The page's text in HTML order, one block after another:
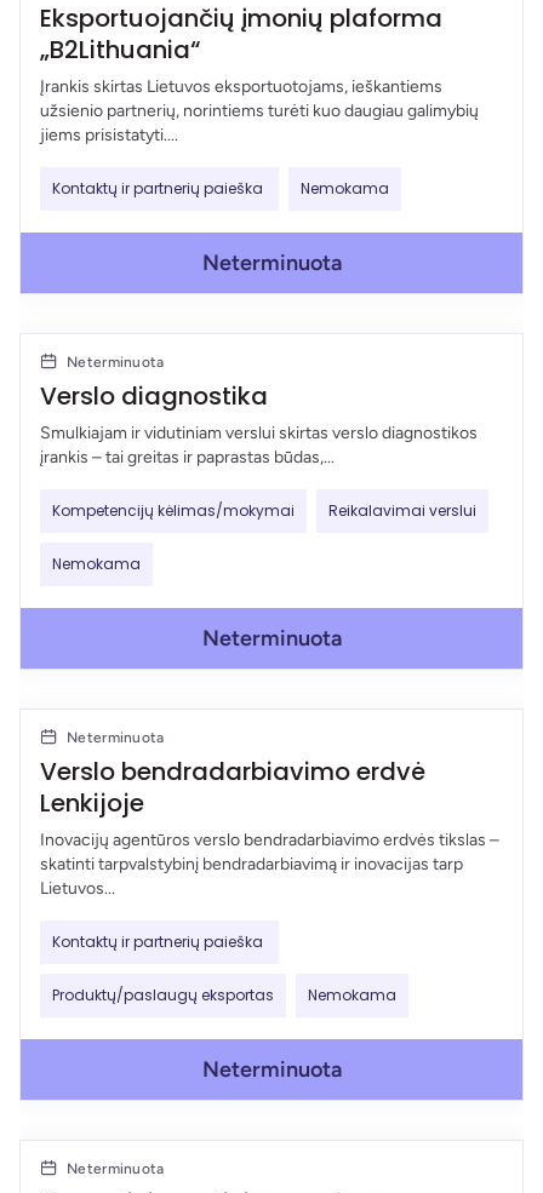
Eksportuojančių įmonių plaforma
„B2Lithuania“
Įrankis skirtas Lietuvos eksportuotojams, ieškantiems
užsienio partnerių, norintiems turėti kuo daugiau galimybių
jiems prisistatyti....
Kontaktų ir partnerių paieška Nemokama
Neterminuota
Neterminuota
Verslo diagnostika
Smulkiajam ir vidutiniam verslui skirtas verslo diagnostikos
įrankis – tai greitas ir paprastas būdas,...
Kompetencijų kėlimas/mokymai Reikalavimai verslui
Nemokama
Neterminuota
Neterminuota
Verslo bendradarbiavimo erdvė
Lenkijoje
Inovacijų agentūros verslo bendradarbiavimo erdvės tikslas –
skatinti tarpvalstybinį bendradarbiavimą ir inovacijas tarp
Lietuvos...
Kontaktų ir partnerių paieška
Produktų/paslaugų eksportas Nemokama
Neterminuota
Neterminuota